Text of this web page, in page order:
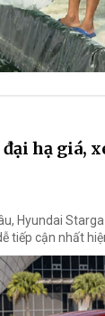
hạ giá,
Hyundai
tiếp cận nhất